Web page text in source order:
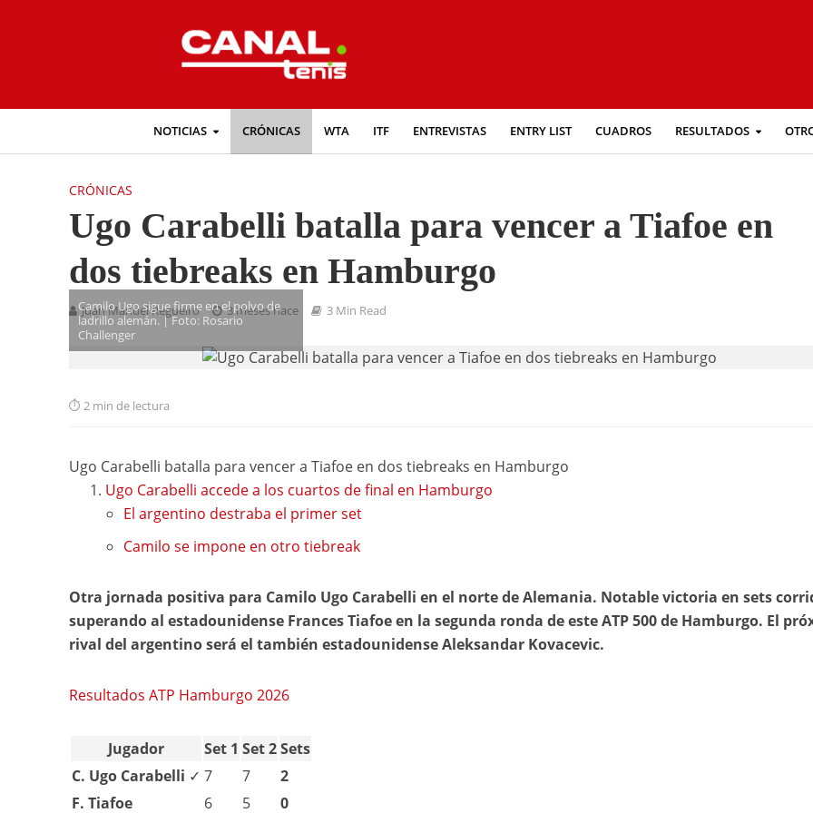
NOTICIAS CRÓNICAS WTA ITF ENTREVISTAS ENTRY LIST CUADROS RESULTADOS
CRÓNICAS
Ugo Carabelli batalla para vencer a Tiafoe en
dos tiebreaks en Hamburgo
Juan Manuel Regueiro 3 meses hace 3 Min Read
Camilo Ugo sigue firme en el polvo de
ladrillo alemán. | Foto: Rosario
Challenger
2 min de lectura
Ugo Carabelli batalla para vencer a Tiafoe en dos tiebreaks en Hamburgo
Ugo Carabelli accede a los cuartos de final en Hamburgo
El argentino destraba el primer set
Camilo se impone en otro tiebreak
Otra jornada positiva para Camilo Ugo Carabelli en el norte de Alemania. Notable victoria en sets
superando al estadounidense Frances Tiafoe en la segunda ronda de este ATP 500 de Hamburgo. El
rival del argentino será el también estadounidense Aleksandar Kovacevic.
Resultados ATP Hamburgo 2026
Jugador Set 1 Set 2 Sets
C. Ugo Carabelli ✓ 7 7
2
F. Tiafoe
6 5 0